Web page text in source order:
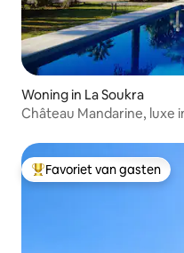
Woning in La Soukra
Château Mandarine, luxe
Topfavoriet van gasten
Favoriet van gasten